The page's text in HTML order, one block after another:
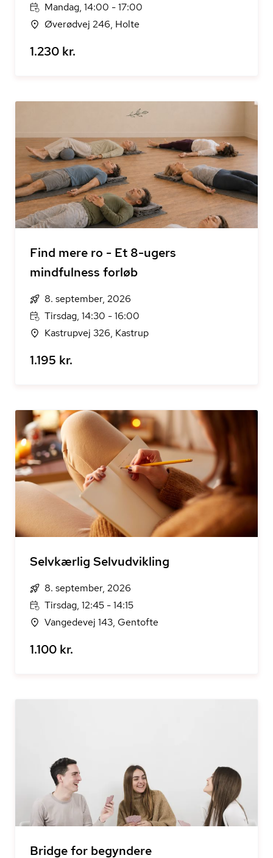
Mandag, 14:00 - 17:00
Øverødvej 246, Holte
1.230 kr.
Find mere ro - Et 8-ugers
mindfulness forløb
8. september, 2026
Tirsdag, 14:30 - 16:00
Kastrupvej 326, Kastrup
1.195 kr.
Selvkærlig Selvudvikling
8. september, 2026
Tirsdag, 12:45 - 14:15
Vangedevej 143, Gentofte
1.100 kr.
Bridge for begyndere